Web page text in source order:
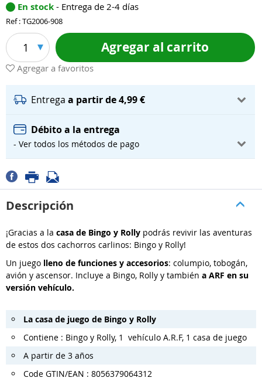
En stock - Entrega de 2-4 días
Ref : TG2006-908
1 Agregar al carrito
Agregar a favoritos
Entrega a partir de 4,99 €
Débito a la entrega
- Ver todos los métodos de pago
Descripción
¡Gracias a la casa de Bingo y Rolly podrás revivir las aventuras
de estos dos cachorros carlinos: Bingo y Rolly!
Un juego lleno de funciones y accesorios: columpio, tobogán,
avión y ascensor. Incluye a Bingo, Rolly y también a ARF en su
versión vehículo.
La casa de juego de Bingo y Rolly
Contiene : Bingo y Rolly, 1 vehículo A.R.F, 1 casa de juego
A partir de 3 años
Code GTIN/EAN : 8056379064312